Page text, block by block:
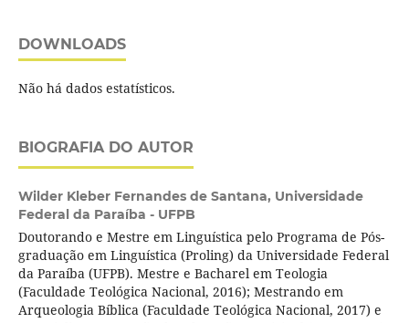
DOWNLOADS
Não há dados estatísticos.
BIOGRAFIA DO AUTOR
Wilder Kleber Fernandes de Santana, Universidade
Federal da Paraíba - UFPB
Doutorando e Mestre em Linguística pelo Programa de Pós-
graduação em Linguística (Proling) da Universidade Federal
da Paraíba (UFPB). Mestre e Bacharel em Teologia
(Faculdade Teológica Nacional, 2016); Mestrando em
Arqueologia Bíblica (Faculdade Teológica Nacional, 2017) e